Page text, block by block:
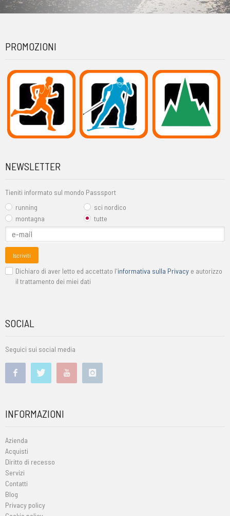
PROMOZIONI
NEWSLETTER
Tieniti informato sul mondo Passsport
running
sci nordico
montagna
tutte
Iscriviti
Dichiaro di aver letto ed accettato l'informativa sulla Privacy e autorizzo
il trattamento dei miei dati
SOCIAL
Seguici sui social media
INFORMAZIONI
Azienda
Acquisti
Diritto di recesso
Servizi
Contatti
Blog
Privacy policy